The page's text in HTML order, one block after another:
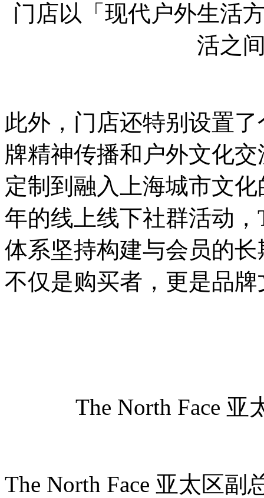
门店以「现代户外生活
活之
此外，门店还特别设置
牌精神传播和户外文化
定制到融入上海城市文
年的线上线下社群活动，
体系坚持构建与会员的
不仅是购买者，更是品
The North Face
The North Face 亚太区副